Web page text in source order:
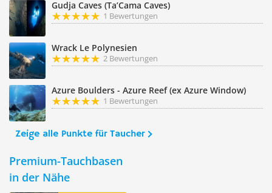
Gudja Caves (Ta’Cama Caves)
1 Bewertungen
Wrack Le Polynesien
2 Bewertungen
Azure Boulders - Azure Reef (ex Azure Window)
1 Bewertungen
Zeige alle Punkte für Taucher
Premium-Tauchbasen
in der Nähe